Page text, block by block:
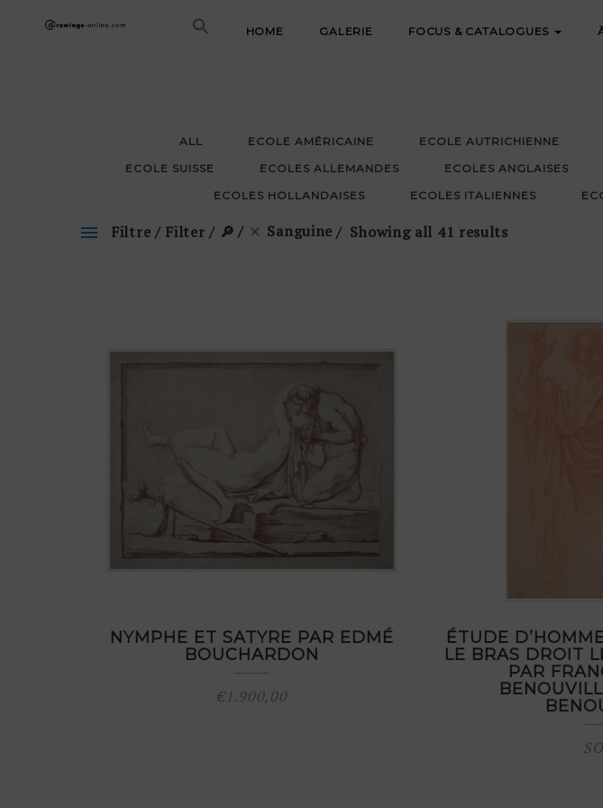
HOME GALERIE FOCUS & CATALOGUES
ALL ECOLE AMÉRICAINE ECOLE AUTRICHIENNE
ECOLE SUISSE
ECOLES ALLEMANDES ECOLES ANGLAISES
ECOLES HOLLANDAISES
ECOLES ITALIENNES
Filtre / Filter / 🔎 Sanguine Showing all 41 results
NYMPHE ET SATYRE PAR EDMÉ
BOUCHARDON
€1.900,00
ÉTUDE
LE BRAS DROIT
PAR